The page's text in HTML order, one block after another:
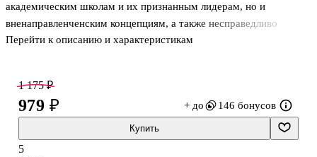
академическим школам и их признанным лидерам, но и
вненаправленченским концепциям, а также несправедливо
забытым исследователям. Авторы сопоставляют и анализируют
самоопределению будущих литературоведов. Для студентов,
аспирантов, преподавателей филологических специальностей
высших учебных заведений, а также всех, кто интересуется
вопросами истории и методологии гуманитарных наук. . . . . . . . .
Перейти к описанию и характеристикам
1 175 ₽
979 ₽ + до 146 бонусов
Купить
5